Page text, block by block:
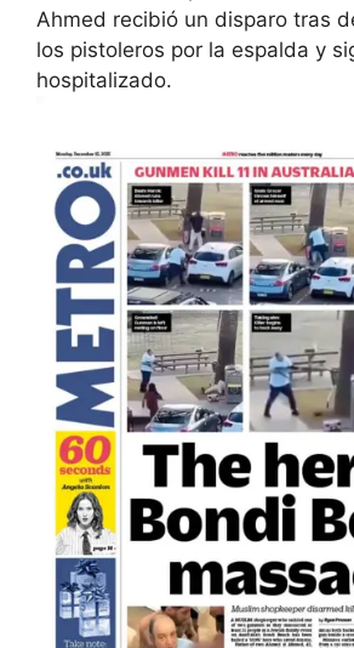
Ahmed recibió un disparo tras
los pistoleros por la espalda y
hospitalizado.